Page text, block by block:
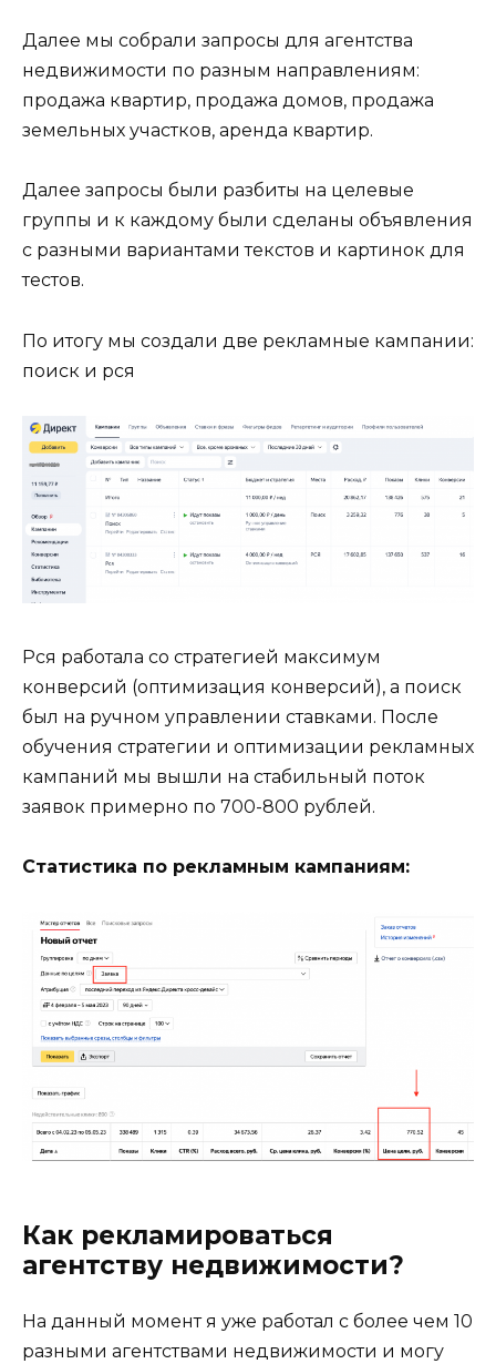
Далее мы собрали запросы для агентства
недвижимости по разным направлениям:
продажа квартир, продажа домов, продажа
земельных участков, аренда квартир.
Далее запросы были разбиты на целевые
группы и к каждому были сделаны объявления
с разными вариантами текстов и картинок для
тестов.
По итогу мы создали две рекламные кампании:
поиск и рся
Рся работала со стратегией максимум
конверсий (оптимизация конверсий), а поиск
был на ручном управлении ставками. После
обучения стратегии и оптимизации рекламных
кампаний мы вышли на стабильный поток
заявок примерно по 700-800 рублей.
Статистика по рекламным кампаниям:
Как рекламироваться
агентству недвижимости?
На данный момент я уже работал с более чем 10
разными агентствами недвижимости и могу